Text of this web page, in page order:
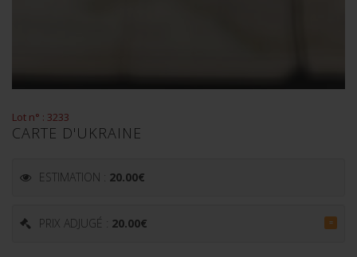
Lot n° : 3233
CARTE D'UKRAINE
ESTIMATION : 20.00€
PRIX ADJUGÉ : 20.00€ =